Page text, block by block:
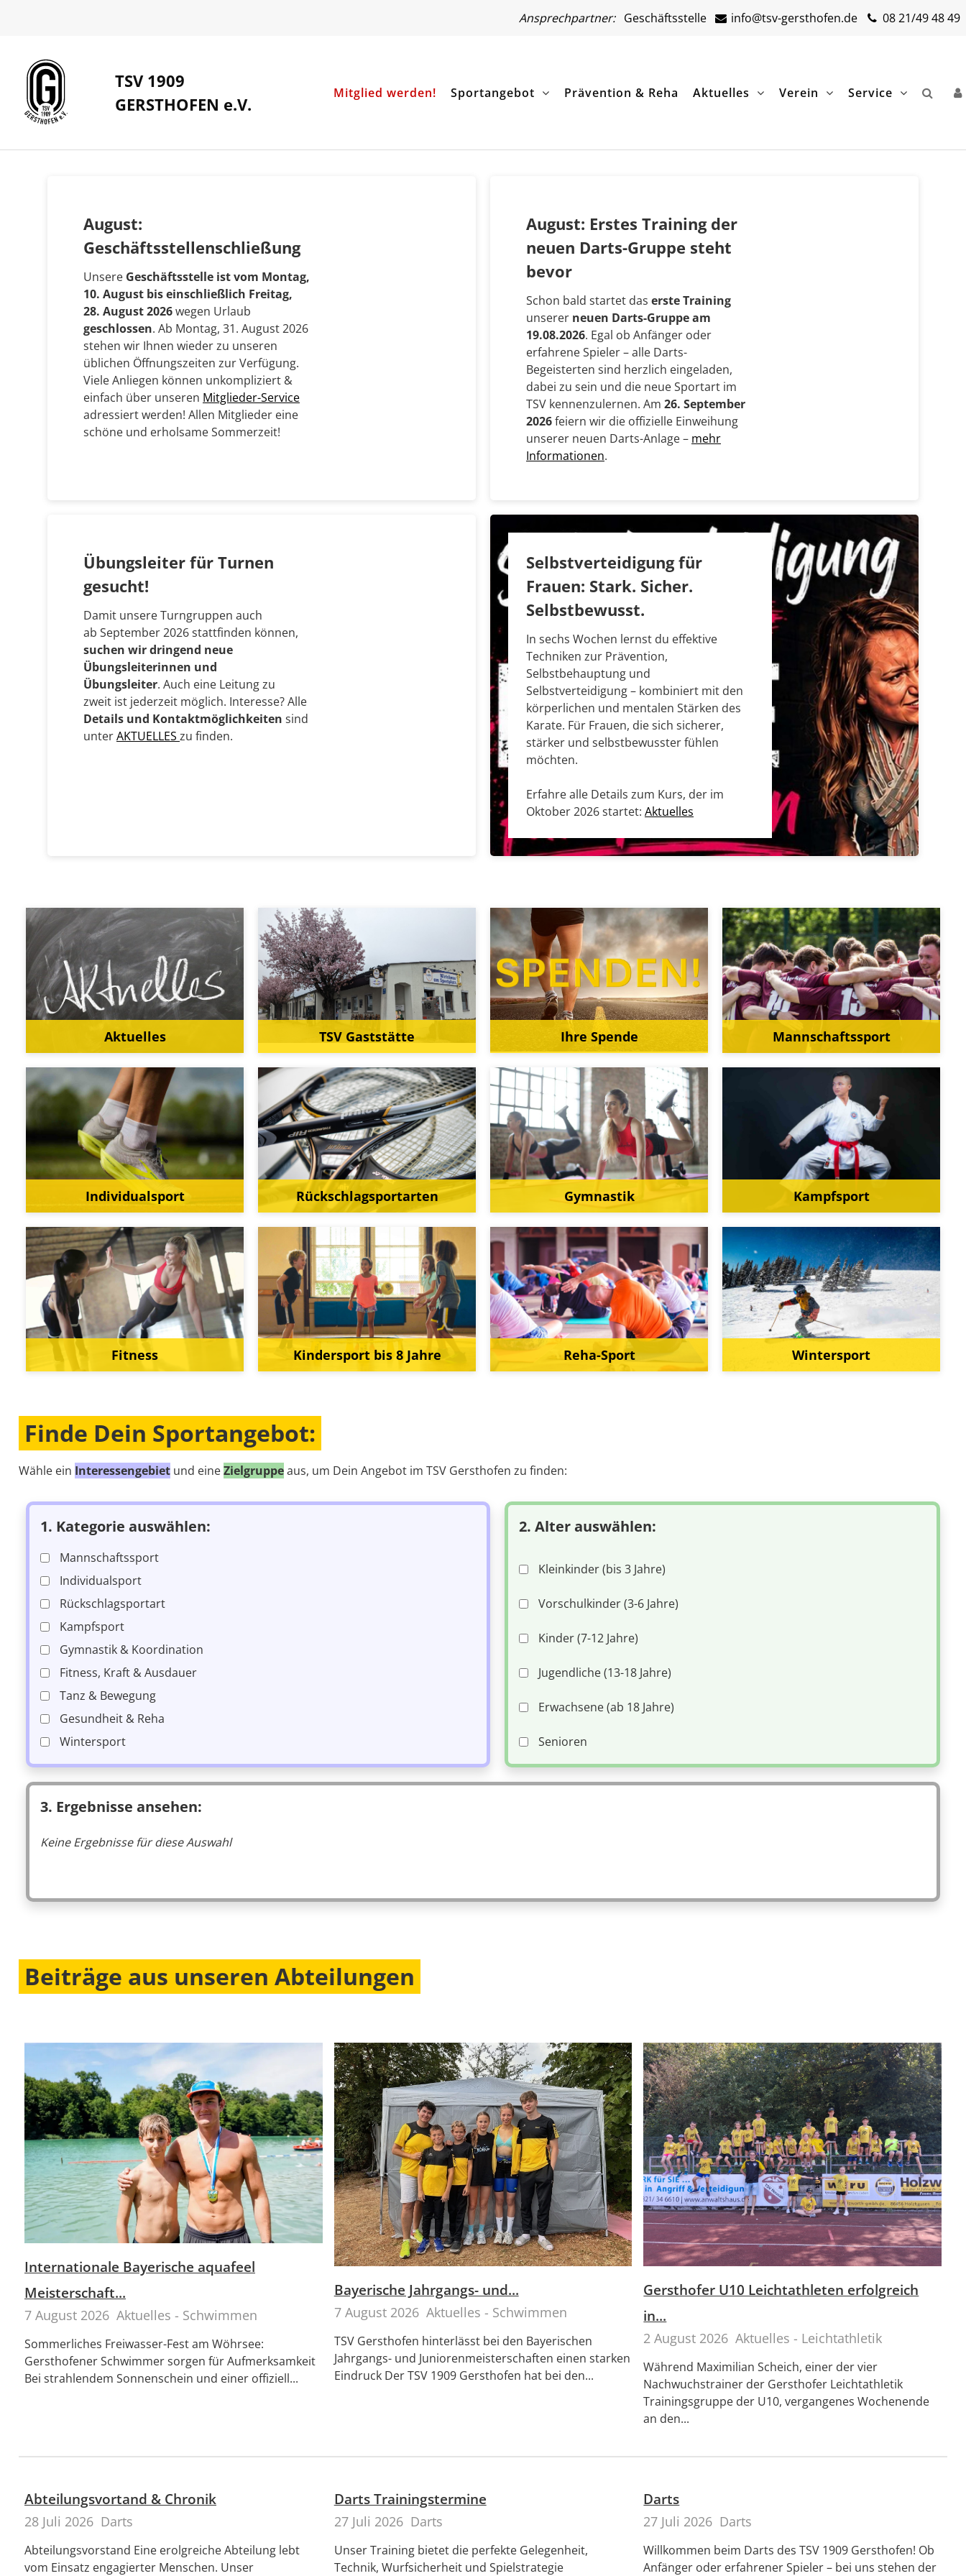
Ansprechpartner:Geschäftsstelle info@tsv-gersthofen.de 08 21/49 48 49
TSV 1909
GERSTHOFEN e.V.
Mitglied werden! Sportangebot Prävention & Reha Aktuelles Verein Service
August:
Geschäftsstellenschließung
Unsere Geschäftsstelle ist vom Montag,
10. August bis einschließlich Freitag,
28. August 2026wegen Urlaub
geschlossen. Ab Montag, 31. August 2026
stehen wir Ihnen wieder zu unseren
üblichen Öffnungszeiten zur Verfügung.
Viele Anliegen können unkompliziert &
einfach über unseren Mitglieder-Service
adressiert werden! Allen Mitglieder eine
schöne und erholsame Sommerzeit!
August: Erstes Training der
neuen Darts-Gruppe steht
bevor
Schon bald startet das erste Training
unserer neuen Darts-Gruppe am
19.08.2026. Egal ob Anfänger oder
erfahrene Spieler – alle Darts-
Begeisterten sind herzlich eingeladen,
dabei zu sein und die neue Sportart im
TSV kennenzulernen. Am 26. September
2026feiern wir die offizielle Einweihung
unserer neuen Darts-Anlage – mehr
Informationen.
Übungsleiter für Turnen
gesucht!
Damit unsere Turngruppen auch
ab September 2026 stattfinden können,
suchen wir dringend neue
Übungsleiterinnen und
Übungsleiter. Auch eine Leitung zu
zweit ist jederzeit möglich. Interesse? Alle
Details und Kontaktmöglichkeiten sind
unterAKTUELLES zu finden.
Selbstverteidigung für
Frauen: Stark. Sicher.
Selbstbewusst.
In sechs Wochen lernst du effektive
Techniken zur Prävention,
Selbstbehauptung und
Selbstverteidigung – kombiniert mit den
körperlichen und mentalen Stärken des
Karate. Für Frauen, die sich sicherer,
stärker und selbstbewusster fühlen
möchten.
Erfahre alle Details zum Kurs, der im
Oktober 2026 startet: Aktuelles
Aktuelles TSV Gaststätte Ihre Spende Mannschaftssport
Individualsport Rückschlagsportarten Gymnastik Kampfsport
Fitness Kindersport bis 8 Jahre Reha-Sport Wintersport
Finde Dein Sportangebot:
Wähle ein Interessengebiet und eineZielgruppeaus, um Dein Angebot im TSV Gersthofen zu finden:
1. Kategorie auswählen:
Mannschaftssport
Individualsport
Rückschlagsportart
Kampfsport
Gymnastik & Koordination
Fitness, Kraft & Ausdauer
Tanz & Bewegung
Gesundheit & Reha
Wintersport
2. Alter auswählen:
Kleinkinder (bis 3 Jahre)
Vorschulkinder (3-6 Jahre)
Kinder (7-12 Jahre)
Jugendliche (13-18 Jahre)
Erwachsene (ab 18 Jahre)
Senioren
3. Ergebnisse ansehen:
Keine Ergebnisse für diese Auswahl
Beiträge aus unseren Abteilungen
Internationale Bayerische aquafeel
Meisterschaft...
7 August 2026 Aktuelles - Schwimmen
Sommerliches Freiwasser-Fest am Wöhrsee:
Gersthofener Schwimmer sorgen für Aufmerksamkeit
Bei strahlendem Sonnenschein und einer offiziell...
Bayerische Jahrgangs- und...
7 August 2026 Aktuelles - Schwimmen
TSV Gersthofen hinterlässt bei den Bayerischen
Jahrgangs- und Juniorenmeisterschaften einen starken
Eindruck Der TSV 1909 Gersthofen hat bei den...
Gersthofer U10 Leichtathleten erfolgreich
in...
2 August 2026 Aktuelles - Leichtathletik
Während Maximilian Scheich, einer der vier
Nachwuchstrainer der Gersthofer Leichtathletik
Trainingsgruppe der U10, vergangenes Wochenende
an den...
Abteilungsvortand & Chronik
28 Juli 2026 Darts
Abteilungsvorstand Eine erolgreiche Abteilung lebt
vom Einsatz engagierter Menschen. Unser
Darts Trainingstermine
27 Juli 2026 Darts
Unser Training bietet die perfekte Gelegenheit,
Technik, Wurfsicherheit und Spielstrategie
Darts
27 Juli 2026 Darts
Willkommen beim Darts des TSV 1909 Gersthofen! Ob
Anfänger oder erfahrener Spieler – bei uns stehen der